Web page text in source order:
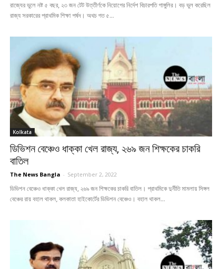
রাজ্যের ভুলে নষ্ট ৫ বছর, ২৩ জন টেট উত্তীর্ণকে নিয়োগের নির্দেশ বিচারপতি গাঙ্গুলির। বড় ভুল করেছিল
রাজ্য সরকারের প্রাথমিক শিক্ষা পর্ষদ। অথচ গত ৫...
Kolkata
ডিভিশন বেঞ্চেও ধাক্কা খেল রাজ্য, ২৬৯ জন শিক্ষকের চাকরি
বাতিল
The News Bangla - September 2, 2022
ডিভিশন বেঞ্চেও ধাক্কা খেল রাজ্য, ২৬৯ জন শিক্ষকের চাকরি বাতিল। প্রাথমিকে দুর্নীতি মামলায় সিঙ্গল
বেঞ্চের রায় বহাল থাকল, কলকাতা হাইকোর্টের ডিভিশন বেঞ্চেও। বহাল থাকল...